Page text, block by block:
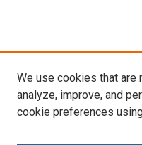
We use cookies that are
analyze, improve, and
cookie preferences